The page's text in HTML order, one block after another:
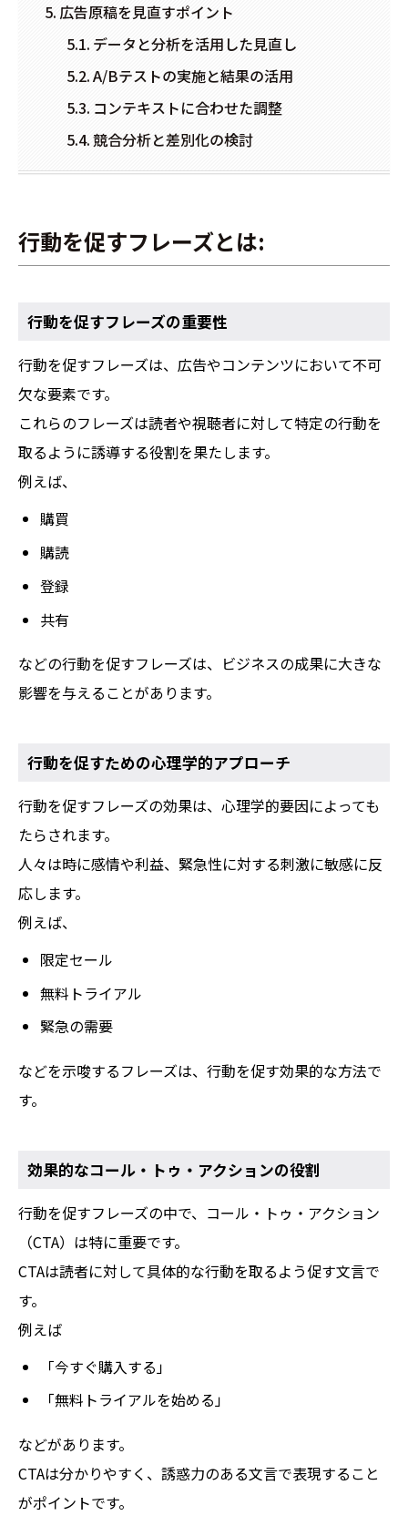
広告原稿を見直すポイント
データと分析を活用した見直し
A/Bテストの実施と結果の活用
コンテキストに合わせた調整
競合分析と差別化の検討
行動を促すフレーズとは:
行動を促すフレーズの重要性
行動を促すフレーズは、広告やコンテンツにおいて不可
欠な要素です。
これらのフレーズは読者や視聴者に対して特定の行動を
取るように誘導する役割を果たします。
例えば、
購買
購読
登録
共有
などの行動を促すフレーズは、ビジネスの成果に大きな
影響を与えることがあります。
行動を促すための心理学的アプローチ
行動を促すフレーズの効果は、心理学的要因によっても
たらされます。
人々は時に感情や利益、緊急性に対する刺激に敏感に反
応します。
例えば、
限定セール
無料トライアル
緊急の需要
などを示唆するフレーズは、行動を促す効果的な方法で
す。
効果的なコール・トゥ・アクションの役割
行動を促すフレーズの中で、コール・トゥ・アクション
（CTA）は特に重要です。
CTAは読者に対して具体的な行動を取るよう促す文言で
す。
例えば
「今すぐ購入する」
「無料トライアルを始める」
などがあります。
CTAは分かりやすく、誘惑力のある文言で表現すること
がポイントです。